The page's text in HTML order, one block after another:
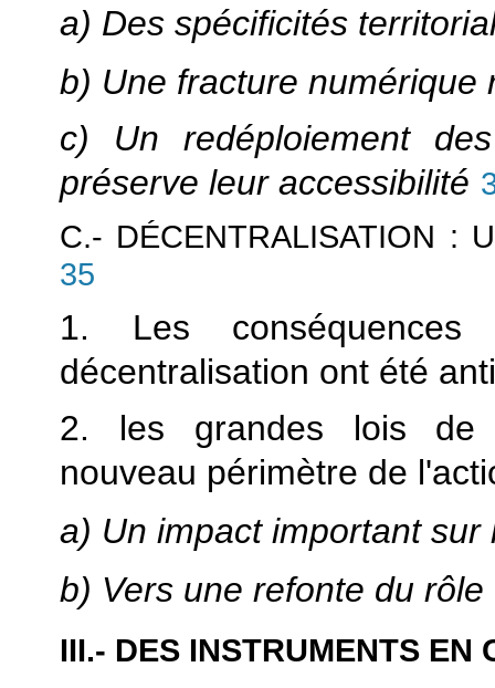
a) Des spécificités
b) Une fracture numérique
c) Un redéploiement
préserve leur accessibilité
C.- DÉCENTRALISATION :
35
1. Les
décentralisation ont été
2. les grandes lois de
nouveau périmètre de
a) Un impact important
b) Vers une refonte du
III.- DES INSTRUMENTS EN